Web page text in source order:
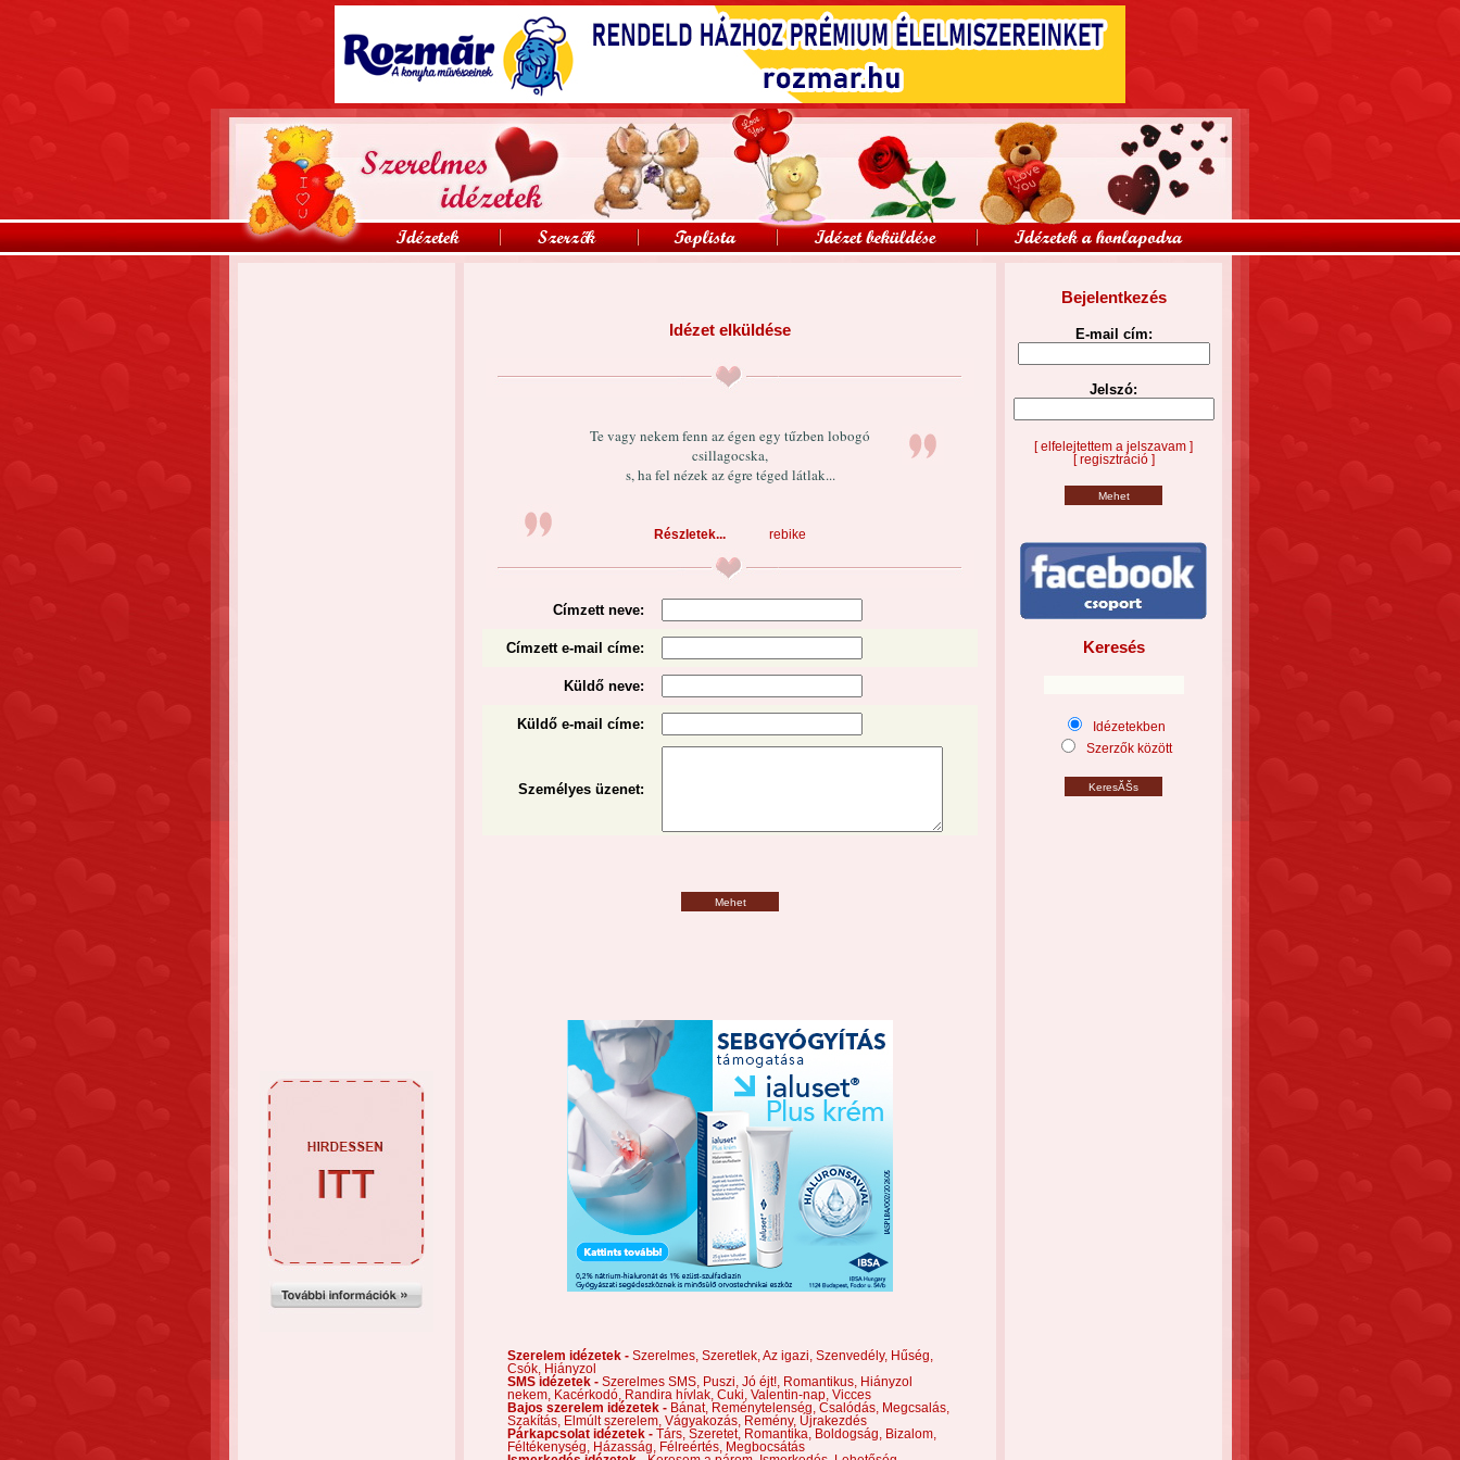
Idézet elküldése
Te vagy nekem fenn az égen egy tűzben lobogó
csillagocska,
s, ha fel nézek az égre téged látlak...
Részletek... rebike
Címzett neve:
Címzett e-mail címe:
Küldő neve:
Küldő e-mail címe:
Személyes üzenet:
Mehet
Szerelem idézetek - Szerelmes, Szeretlek, Az igazi, Szenvedély, Hűség,
Csók,
Hiányzol
SMS idézetek - Szerelmes SMS, Puszi, Jó éjt!, Romantikus,
Hiányzol
nekem,
Kacérkodó, Randira hívlak, Cuki, Valentin-nap, Vicces
Bajos szerelem idézetek - Bánat, Reménytelenség, Csalódás,
Megcsalás,
Szakítás,
Elmúlt szerelem, Vágyakozás, Remény, Újrakezdés
Párkapcsolat idézetek - Társ, Szeretet, Romantika, Boldogság,
Bizalom,
Féltékenység,
Házasság, Félreértés,
Megbocsátás
Bejelentkezés
E-mail cím:
Jelszó:
[ elfelejtettem a jelszavam ]
[ regisztráció ]
Keresés
Idézetekben
Szerzők között